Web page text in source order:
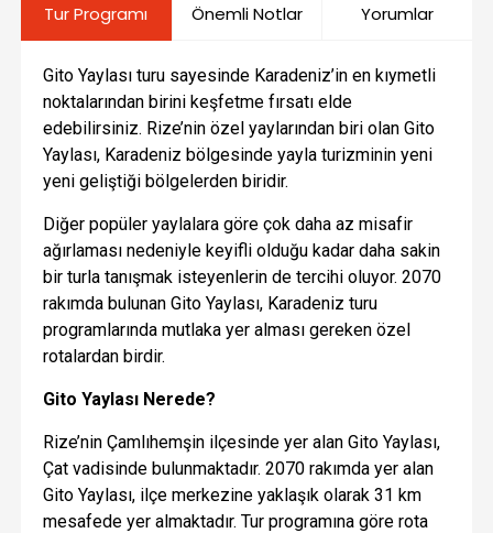
Tur Programı Önemli Notlar Yorumlar
Gito Yaylası turu sayesinde Karadeniz’in en kıymetli
noktalarından birini keşfetme fırsatı elde
edebilirsiniz. Rize’nin özel yaylarından biri olan Gito
Yaylası, Karadeniz bölgesinde yayla turizminin yeni
yeni geliştiği bölgelerden biridir.
Diğer popüler yaylalara göre çok daha az misafir
ağırlaması nedeniyle keyifli olduğu kadar daha sakin
bir turla tanışmak isteyenlerin de tercihi oluyor. 2070
rakımda bulunan Gito Yaylası, Karadeniz turu
programlarında mutlaka yer alması gereken özel
rotalardan birdir.
Gito Yaylası Nerede?
Rize’nin Çamlıhemşin ilçesinde yer alan Gito Yaylası,
Çat vadisinde bulunmaktadır. 2070 rakımda yer alan
Gito Yaylası, ilçe merkezine yaklaşık olarak 31 km
mesafede yer almaktadır. Tur programına göre rota